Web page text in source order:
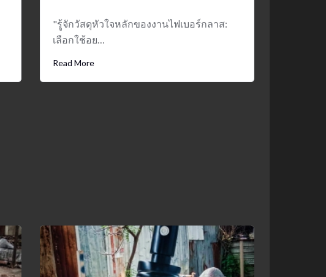
"รู้จักวัสดุหัวใจหลักของงานไฟเบอร์กลาส:
เลือกใช้อย…
Read More